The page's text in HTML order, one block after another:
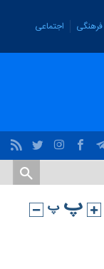
فرهنگی
اجتماعی